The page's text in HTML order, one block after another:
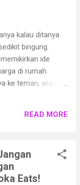
kalau ditanya
bingung.
ide
di rumah.
ke teman, atau
menyajikan
READ MORE
Eats!